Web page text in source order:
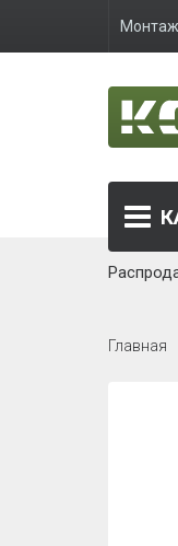
Монтаж
Главная